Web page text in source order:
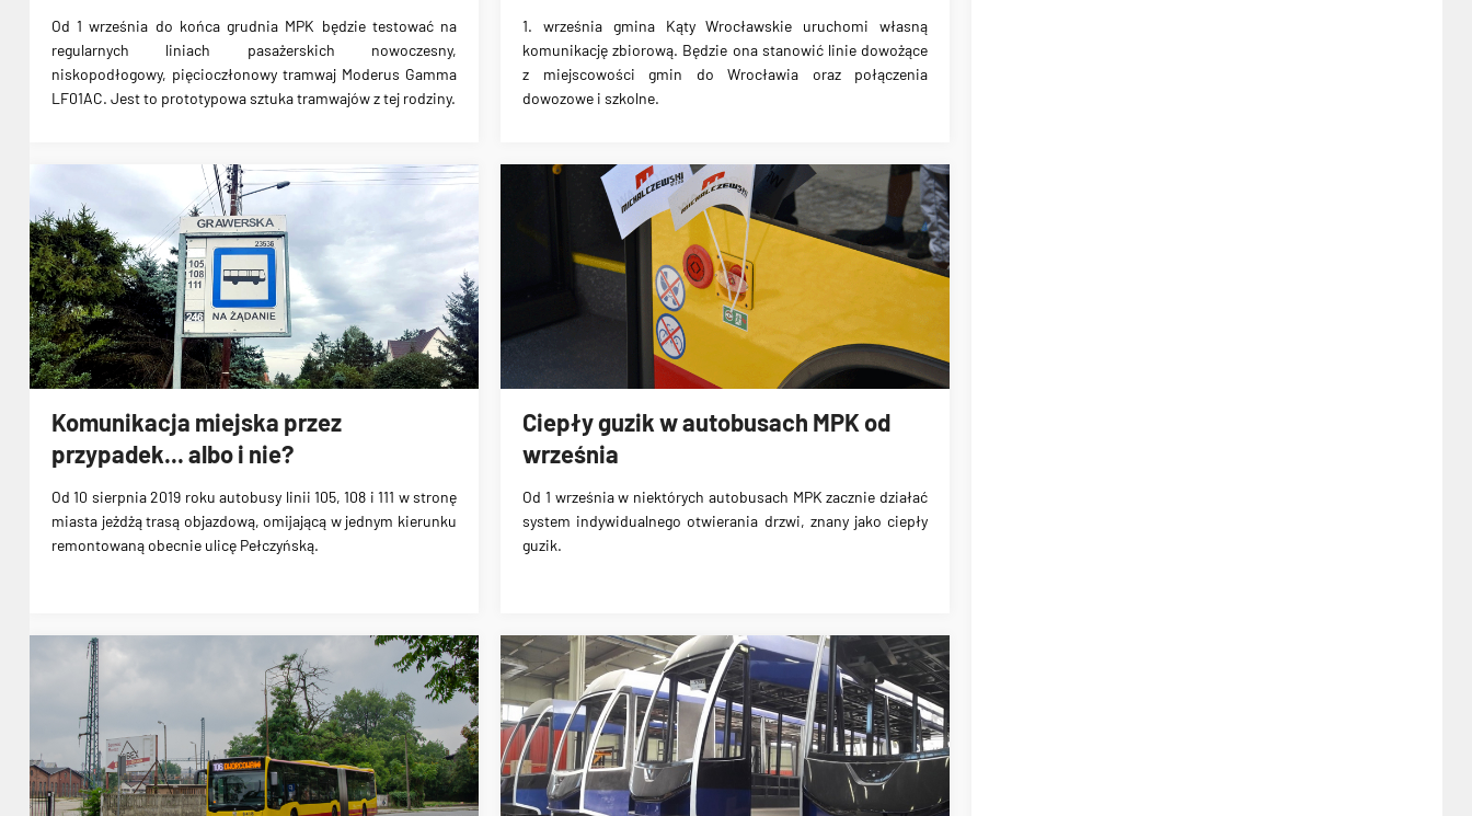
Od 1 września do końca grudnia MPK będzie testować na
regularnych liniach pasażerskich nowoczesny,
niskopodłogowy, pięcioczłonowy tramwaj Moderus Gamma
LF01AC. Jest to prototypowa sztuka tramwajów z tej rodziny.
1. września gmina Kąty Wrocławskie uruchomi własną
komunikację zbiorową. Będzie ona stanowić linie dowożące
z miejscowości gmin do Wrocławia oraz połączenia
dowozowe i szkolne.
Komunikacja miejska przez
przypadek... albo i nie?
Od 10 sierpnia 2019 roku autobusy linii 105, 108 i 111 w stronę
miasta jeżdżą trasą objazdową, omijającą w jednym kierunku
remontowaną obecnie ulicę Pełczyńską.
Ciepły guzik w autobusach MPK od
września
Od 1 września w niektórych autobusach MPK zacznie działać
system indywidualnego otwierania drzwi, znany jako ciepły
guzik.